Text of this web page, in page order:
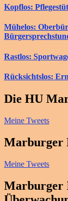
Kopflos:
Mühelos:
Rastlos:
Rücksichtslos:
Die HU
Meine Tweets
Marburger
Meine Tweets
Marburger